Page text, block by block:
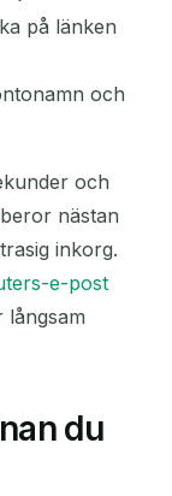
på länken
och
och
nästan
inkorg.
e-post
du